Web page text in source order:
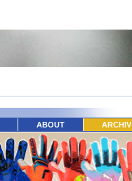
ABOUT ARCHIV